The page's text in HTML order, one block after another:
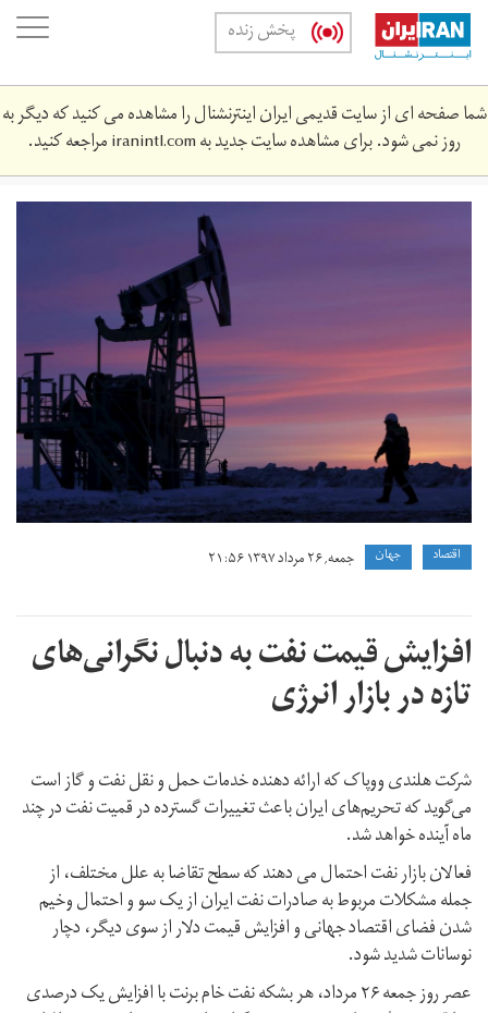
Skip
main
content
پخش زنده
شما صفحه ای از سایت قدیمی ایران اینترنشنال را مشاهده می کنید که دیگر به
روز نمی شود. برای مشاهده سایت جدید بهiranintl.comمراجعه کنید.
oil.jpg
اقتصاد جهان جمعه, ۲۶ مرداد ۱۳۹۷ ۲۱:۵۶
افزایش قیمت نفت به دنبال نگرانی‌های
تازه در بازار انرژی
شرکت هلندی ووپاک که ارائه دهنده خدمات حمل و نقل نفت و گاز است
می‌گوید که تحریم‌های ایران باعث تغییرات گسترده در قمیت نفت در چند
ماه آینده خواهد شد.
فعالان بازار نفت احتمال می دهند که سطح تقاضا به علل مختلف، از
جمله مشکلات مربوط به صادرات نفت ایران از یک سو و احتمال وخیم
شدن فضای اقتصاد جهانی و افزایش قیمت دلار از سوی دیگر، دچار
نوسانات شدید شود.
عصر روز جمعه ۲۶ مرداد، هر بشکه نفت خام برنت با افزایش یک درصدی